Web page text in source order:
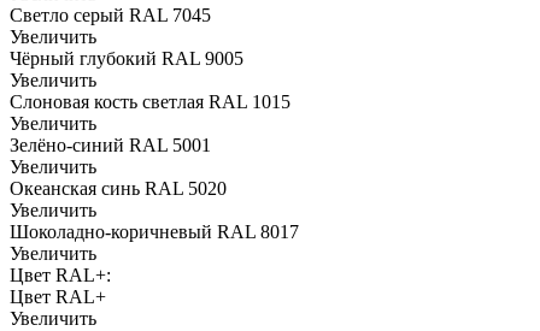
Светло серый RAL 7045
Увеличить
Чёрный глубокий RAL 9005
Увеличить
Слоновая кость светлая RAL 1015
Увеличить
Зелёно-синий RAL 5001
Увеличить
Океанская синь RAL 5020
Увеличить
Шоколадно-коричневый RAL 8017
Увеличить
Цвет RAL+:
Цвет RAL+
Увеличить